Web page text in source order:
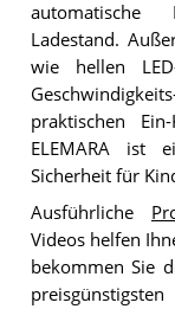
automatische
Ladestand.
wie hellen
praktischen
ELEMARA ist
Sicherheit für
Ausführliche
Videos helfen
bekommen Sie